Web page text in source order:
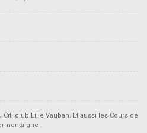
club Lille Vauban. Et aussi les Cours de
.